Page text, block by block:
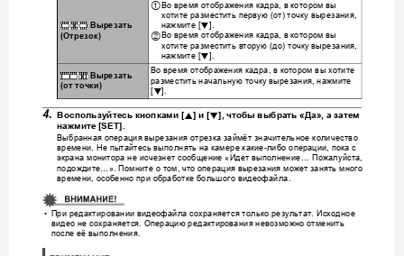
Во время отображения кадра, в котором вы
1
хотите разместить первую (от ) точку вырезания,
Вырезать
нажмите 2 ].
(Отрезок) Во время отображения кадра, в котором вы
2
хотите разместить вторую (до) точку вырезания,
нажмите 2 ].
Во время отображения кадра, в котором вы хотите
Вырезать разместить начальную точку вырезания, нажмите
(от точки )
2 ].
4. Воспользуйтесь кнопками [ 8 ] и 2 ], чтобы выбрать «Да», а затем
нажмите [SET ].
Выбранная операция вырезания отрезка займёт значительное количество
времени. Не пытайтесь выполнять на камере какие-либо операции, пока с
экрана монитора не исчезнет сообщение « Идет выполнение … Пожалуйста,
подождите…». Помните о том, что операция вырезания может занять много
времени, особенно при обработке большого видеофайла.
• При редактировании видеофайла сохраняется только результат. Исходное
видео не сохраняется. Операцию редактирования невозможно отменить
после её выполнения.
~
¡